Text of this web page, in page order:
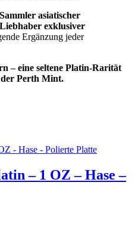
Sammler asiatischer
Liebhaber exklusiver
Ergänzung jeder
– eine seltene Platin-Rarität
der Perth Mint.
– 1 OZ – Hase –